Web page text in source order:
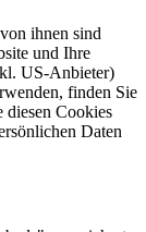
ihnen sind
und Ihre
US-Anbieter)
finden Sie
diesen Cookies
Daten